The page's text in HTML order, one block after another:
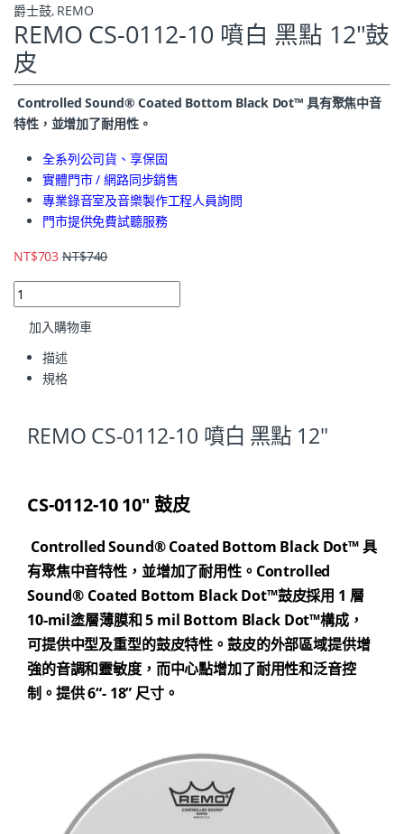
爵士鼓, REMO
REMO CS-0112-10 噴白 黑點 12″鼓
皮
Controlled Sound® Coated Bottom Black Dot™ 具有聚焦中音
特性，並增加了耐用性。
全系列公司貨、享保固
實體門市 / 網路同步銷售
專業錄音室及音樂製作工程人員詢問
門市提供免費試聽服務
NT$703 NT$740
加入購物車
描述
規格
REMO CS-0112-10 噴白 黑點 12"
CS-0112-10 10″ 鼓皮
Controlled Sound® Coated Bottom Black Dot™ 具
有聚焦中音特性，並增加了耐用性。Controlled
Sound® Coated Bottom Black Dot™鼓皮採用 1 層
10-mil塗層薄膜和 5 mil Bottom Black Dot™構成，
可提供中型及重型的鼓皮特性。鼓皮的外部區域提供增
強的音調和靈敏度，而中心點增加了耐用性和泛音控
制。提供 6“- 18” 尺寸。